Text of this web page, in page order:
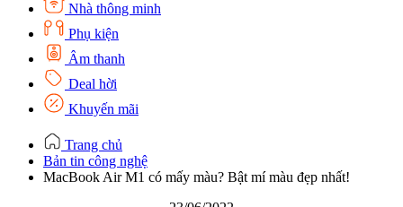
Nhà thông minh
Phụ kiện
Âm thanh
Deal hời
Khuyến mãi
Trang chủ
Bản tin công nghệ
MacBook Air M1 có mấy màu? Bật mí màu đẹp nhất!